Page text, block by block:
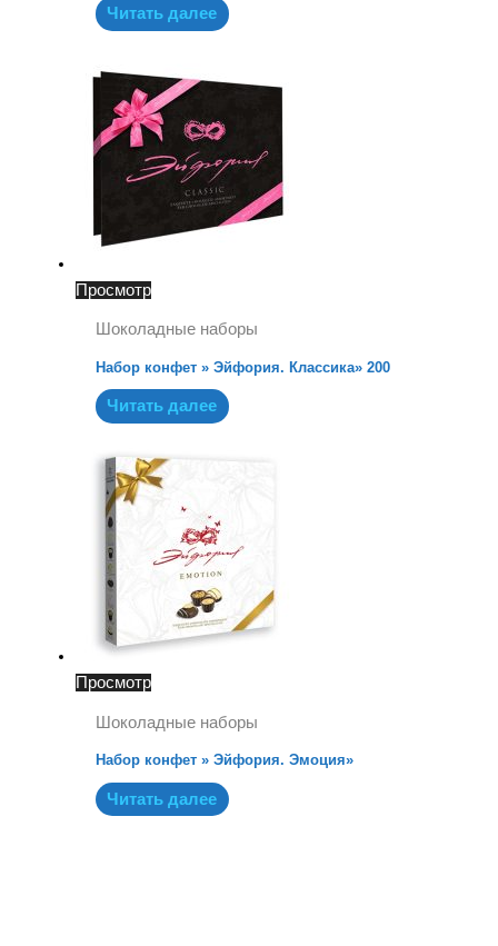
Читать далее
Просмотр
Шоколадные наборы
Набор конфет » Эйфория. Классика» 200
Читать далее
Просмотр
Шоколадные наборы
Набор конфет » Эйфория. Эмоция»
Читать далее